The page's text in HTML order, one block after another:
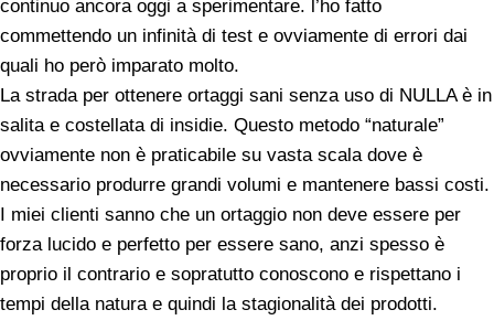
continuo ancora oggi a sperimentare. l’ho fatto
commettendo un infinità di test e ovviamente di errori dai
quali ho però imparato molto.
La strada per ottenere ortaggi sani senza uso di NULLA è in
salita e costellata di insidie. Questo metodo “naturale”
ovviamente non è praticabile su vasta scala dove è
necessario produrre grandi volumi e mantenere bassi costi.
I miei clienti sanno che un ortaggio non deve essere per
forza lucido e perfetto per essere sano, anzi spesso è
proprio il contrario e sopratutto conoscono e rispettano i
tempi della natura e quindi la stagionalità dei prodotti.